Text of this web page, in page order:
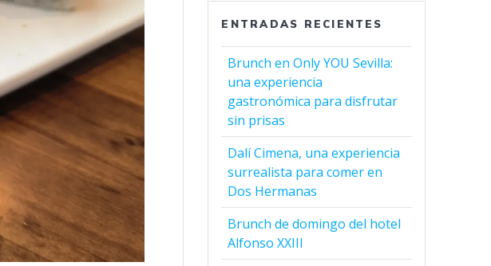
ENTRADAS RECIENTES
Brunch en Only YOU Sevilla:
una experiencia
gastronómica para disfrutar
sin prisas
Dalí Cimena, una experiencia
surrealista para comer en
Dos Hermanas
Brunch de domingo del hotel
Alfonso XXIII